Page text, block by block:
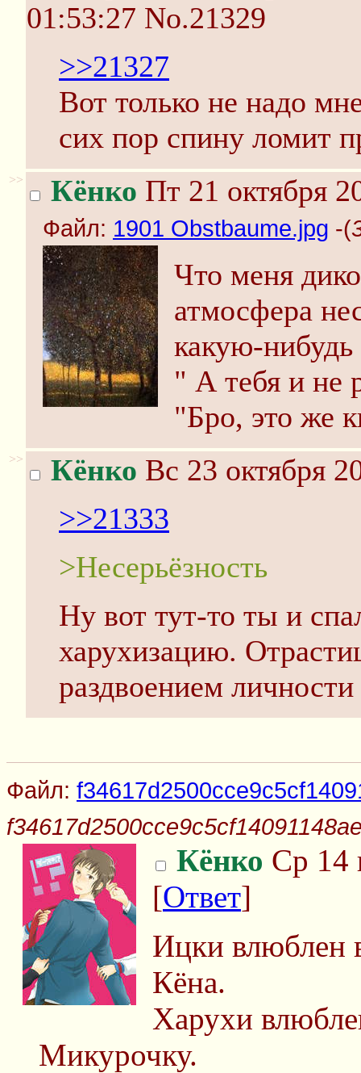
01:53:27 No.21329
>>21327
Вот только не надо
сих пор спину ломит
>> Кёнко Пт 21 октября
Файл: 1901 Obstbaume.jpg -(
Что меня
атмосфера
какую-
" А тебя и не
"Бро, это же
>> Кёнко Вс 23 октября
>>21333
>Несерьёзность
Ну вот тут-то ты и
харухизацию.
раздвоением
Файл:
Кёнко Ср 14
[Ответ]
Ицки влюблен
Кёна.
Харухи
Микурочку.